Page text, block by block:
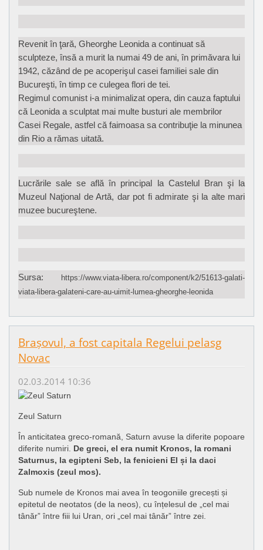
Revenit în ţară, Gheorghe Leonida a continuat să
sculpteze, însă a murit la numai 49 de ani, în primăvara lui
1942, căzând de pe acoperişul casei familiei sale din
Bucureşti, în timp ce culegea flori de tei.
Regimul comunist i-a minimalizat opera, din cauza faptului
că Leonida a sculptat mai multe busturi ale membrilor
Casei Regale, astfel că faimoasa sa contribuţie la minunea
din Rio a rămas uitată.
Lucrările sale se află în principal la Castelul Bran şi la
Muzeul Naţional de Artă, dar pot fi admirate şi la alte mari
muzee bucureştene.
Sursa:
https://www.viata-libera.ro/component/k2/51613-galati-
viata-libera-galateni-care-au-uimit-lumea-gheorghe-leonida
Brașovul, a fost capitala Regelui pelasg
Novac
02.03.2014 10:36
Zeul Saturn
În anticitatea greco-romană, Saturn avuse la diferite popoare
diferite numiri. De greci, el era numit Kronos, la romani
Saturnus, la egipteni Seb, la fenicieni El și la daci
Zalmoxis (zeul mos).
Sub numele de Kronos mai avea în teogoniile grecești și
epitetul de neotatos (de la neos), cu înțelesul de „cel mai
tânăr” între fiii lui Uran, ori „cel mai tânăr” între zei.